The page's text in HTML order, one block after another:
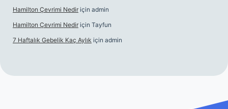
Hamilton Çevrimi Nedir için admin
Hamilton Çevrimi Nedir için Tayfun
7 Haftalık Gebelik Kaç Aylık için admin